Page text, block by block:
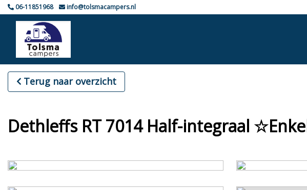
06-11851968 info@tolsmacampers.nl
Terug naar overzicht
Dethleffs RT 7014 Half-integraal